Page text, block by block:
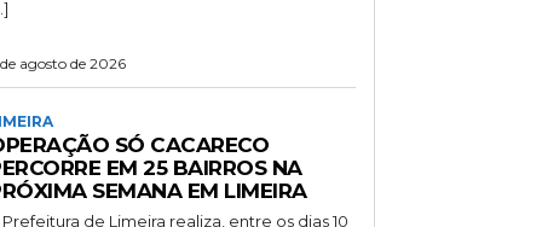
agosto de 2026
SÓ CACARECO
EM 25 BAIRROS NA
SEMANA EM LIMEIRA
Prefeitura de Limeira realiza, entre os dias 10